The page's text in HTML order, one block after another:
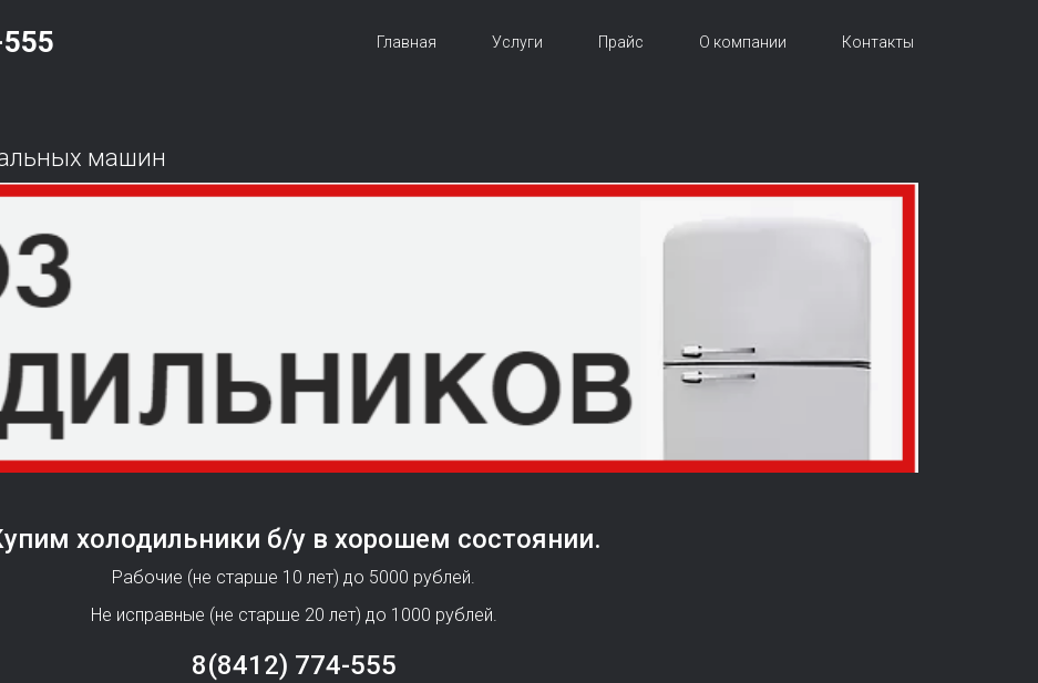
Главная Услуги Прайс О компании Контакты
машин
холодильники б/у в хорошем состоянии.
Рабочие (не старше 10 лет) до 5000 рублей.
Не исправные (не старше 20 лет) до 1000 рублей.
8(8412) 774-555